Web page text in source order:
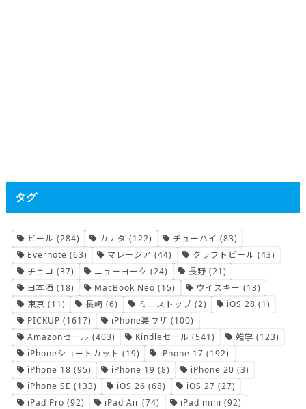
タグ
ビール (284) カナダ (122) チューハイ (83)
Evernote (63) マレーシア (44) クラフトビール (43)
チェコ (37) ニューヨーク (24) 長野 (21)
日本酒 (18) MacBook Neo (15) ウイスキー (13)
東京 (11) 長崎 (6) ミニストップ (2) iOS 28 (1)
PICKUP (1617) iPhone裏ワザ (100)
Amazonセール (403) Kindleセール (541) 雑学 (123)
iPhoneショートカット (19) iPhone 17 (192)
iPhone 18 (95) iPhone 19 (8) iPhone 20 (3)
iPhone SE (133) iOS 26 (68) iOS 27 (27)
iPad Pro (92) iPad Air (74) iPad mini (92)